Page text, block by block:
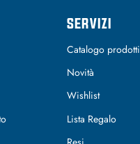
SERVIZI
Catalogo prodotti
Novità
Wishlist
Lista Regalo